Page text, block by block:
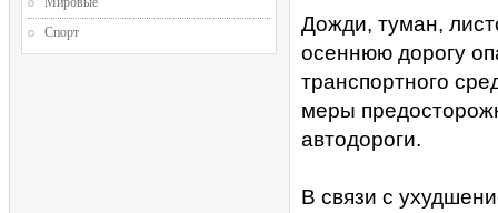
Дожди, туман,
осеннюю дорогу
транспортного
меры
автодороги.
В связи с
Спорт